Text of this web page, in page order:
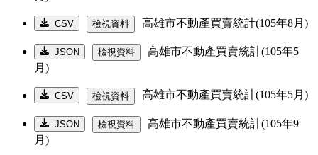
CSV 檢視資料 高雄市不動產買賣統計(105年8月)
JSON 檢視資料
高雄市不動產買賣統計(105年5
月)
CSV 檢視資料 高雄市不動產買賣統計(105年5月)
JSON 檢視資料
高雄市不動產買賣統計(105年9
月)